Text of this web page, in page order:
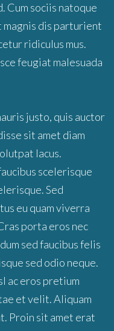
Cum sociis natoque
magnis dis parturient
ridiculus mus.
feugiat malesuada
justo, quis auctor
sit amet diam
lacus.
scelerisque
Sed
eu quam viverra
porta eros nec
sed faucibus felis
sed odio neque.
ac eros pretium
et velit. Aliquam
Proin sit amet erat